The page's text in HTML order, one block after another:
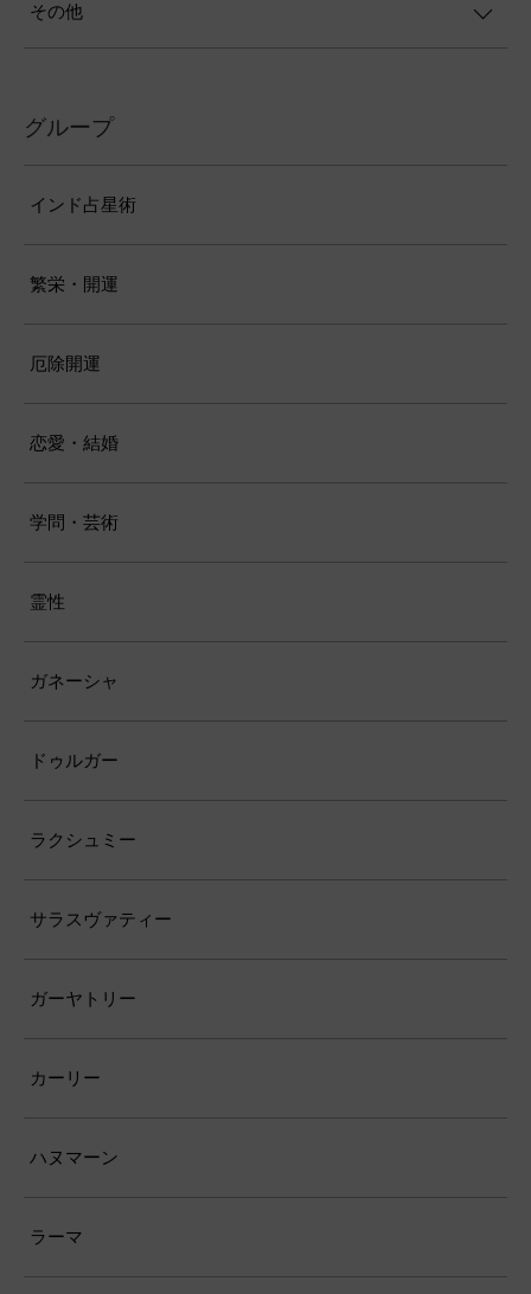
その他
グループ
インド占星術
繁栄・開運
厄除開運
恋愛・結婚
学問・芸術
霊性
ガネーシャ
ドゥルガー
ラクシュミー
サラスヴァティー
ガーヤトリー
カーリー
ハヌマーン
ラーマ